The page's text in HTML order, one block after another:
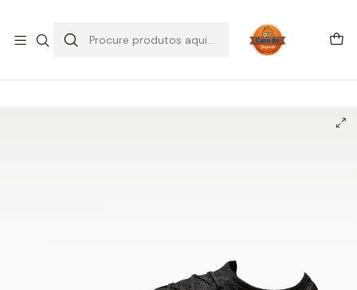
Início CHUTEIRAS
Chuteiras Relva Sintética | AG